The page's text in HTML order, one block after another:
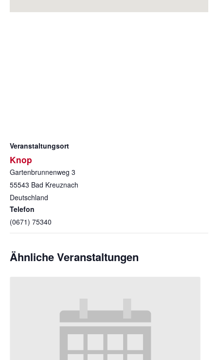
Veranstaltungsort
Knop
Gartenbrunnenweg 3
55543 Bad Kreuznach
Deutschland
Telefon
(0671) 75340
Ähnliche Veranstaltungen